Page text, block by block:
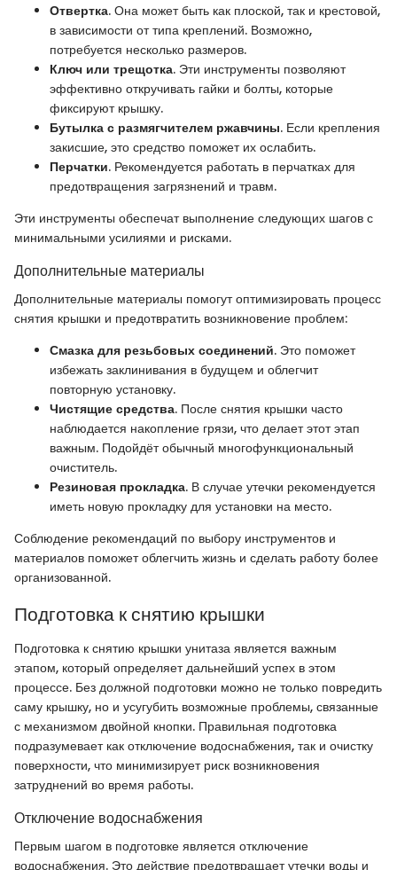
Отвертка. Она может быть как плоской, так и крестовой,
в зависимости от типа креплений. Возможно,
потребуется несколько размеров.
Ключ или трещотка. Эти инструменты позволяют
эффективно откручивать гайки и болты, которые
фиксируют крышку.
Бутылка с размягчителем ржавчины. Если крепления
закисшие, это средство поможет их ослабить.
Перчатки. Рекомендуется работать в перчатках для
предотвращения загрязнений и травм.
Эти инструменты обеспечат выполнение следующих шагов с
минимальными усилиями и рисками.
Дополнительные материалы
Дополнительные материалы помогут оптимизировать процесс
снятия крышки и предотвратить возникновение проблем:
Смазка для резьбовых соединений. Это поможет
избежать заклинивания в будущем и облегчит
повторную установку.
Чистящие средства. После снятия крышки часто
наблюдается накопление грязи, что делает этот этап
важным. Подойдёт обычный многофункциональный
очиститель.
Резиновая прокладка. В случае утечки рекомендуется
иметь новую прокладку для установки на место.
Соблюдение рекомендаций по выбору инструментов и
материалов поможет облегчить жизнь и сделать работу более
организованной.
Подготовка к снятию крышки
Подготовка к снятию крышки унитаза является важным
этапом, который определяет дальнейший успех в этом
процессе. Без должной подготовки можно не только повредить
саму крышку, но и усугубить возможные проблемы, связанные
с механизмом двойной кнопки. Правильная подготовка
подразумевает как отключение водоснабжения, так и очистку
поверхности, что минимизирует риск возникновения
затруднений во время работы.
Отключение водоснабжения
Первым шагом в подготовке является отключение
водоснабжения. Это действие предотвращает утечки воды и